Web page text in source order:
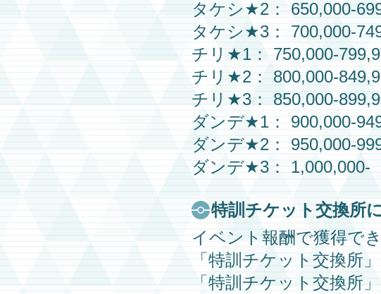
タケシ★2： 650,000-
タケシ★3： 700,000-
チリ ★1： 750,000-
チリ ★2： 800,000-
チリ ★3： 850,000-
ダンデ★1： 900,000-
ダンデ★2： 950,000-
ダンデ★3： 1,000,000-
特訓チケット交換所
イベント報酬で獲得で
「特訓チケット交換所」
「特訓チケット交換所」